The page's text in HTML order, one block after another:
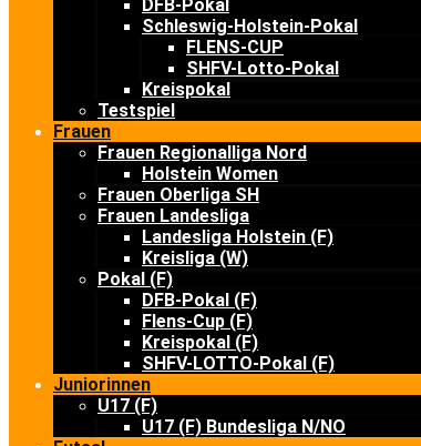
DFB-Pokal
Schleswig-Holstein-Pokal
FLENS-CUP
SHFV-Lotto-Pokal
Kreispokal
Testspiel
Frauen
Frauen Regionalliga Nord
Holstein Women
Frauen Oberliga SH
Frauen Landesliga
Landesliga Holstein (F)
Kreisliga (W)
Pokal (F)
DFB-Pokal (F)
Flens-Cup (F)
Kreispokal (F)
SHFV-LOTTO-Pokal (F)
Juniorinnen
U17 (F)
U17 (F) Bundesliga N/NO